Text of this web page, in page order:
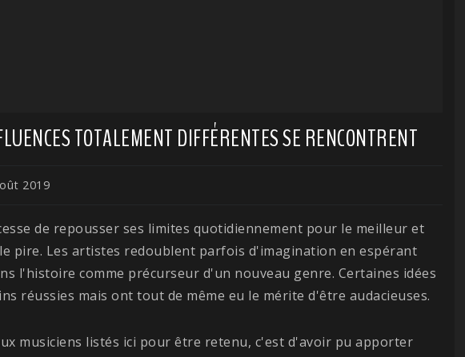
TOTALEMENT DIFFÉRENTES SE RENCONTRENT
2019
de repousser ses limites quotidiennement pour le meilleur et
pire. Les artistes redoublent parfois d'imagination en espérant
l'histoire comme précurseur d'un nouveau genre. Certaines idées
réussies mais ont tout de même eu le mérite d'être audacieuses.
musiciens listés ici pour être retenu, c'est d'avoir pu apporter